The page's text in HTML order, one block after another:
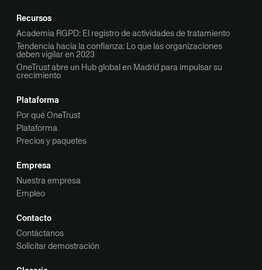
Recursos
Academia RGPD: El registro de actividades de tratamiento
Tendencia hacia la confianza: Lo que las organizaciones
deben vigilar en 2023
OneTrust abre un Hub global en Madrid para impulsar su
crecimiento
Plataforma
Por qué OneTrust
Plataforma
Precios y paquetes
Empresa
Nuestra empresa
Empleo
Contacto
Contáctanos
Solicitar demostración